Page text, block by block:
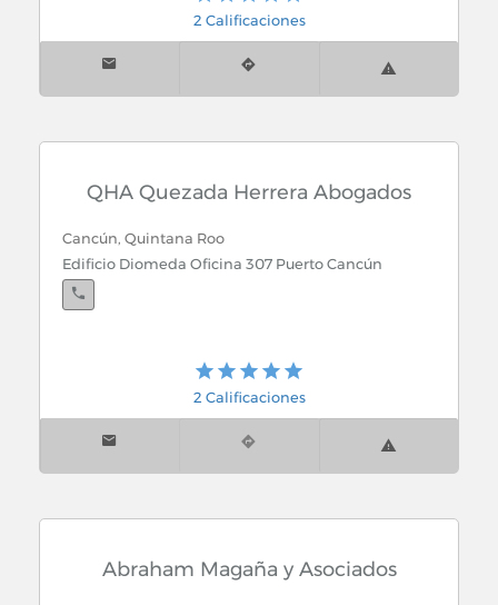
2 Calificaciones
QHA Quezada Herrera Abogados
Cancún, Quintana Roo
Edificio Diomeda Oficina 307 Puerto Cancún
2 Calificaciones
Abraham Magaña y Asociados